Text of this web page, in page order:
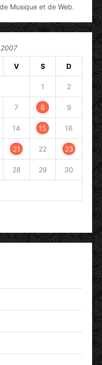
Musique et de Web.
V S D
1 2
7 8 9
14 15 16
21 22 23
28 29 30